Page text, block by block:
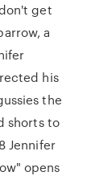
get
a
his
the
shorts to
Jennifer
opens